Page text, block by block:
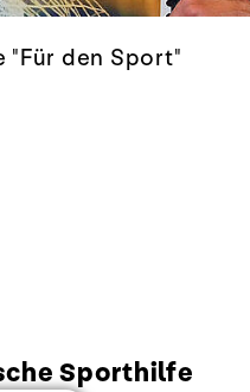
"Für den Sport"
Sporthilfe